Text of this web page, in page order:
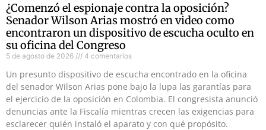
¿Comenzó el espionaje contra la oposición?
Senador Wilson Arias mostró en video como
encontraron un dispositivo de escucha oculto en
su oficina del Congreso
5 de agosto de 2026 4 comentarios
Un presunto dispositivo de escucha encontrado en la oficina
del senador Wilson Arias pone bajo la lupa las garantías para
el ejercicio de la oposición en Colombia. El congresista anunció
denuncias ante la Fiscalía mientras crecen las exigencias para
esclarecer quién instaló el aparato y con qué propósito.